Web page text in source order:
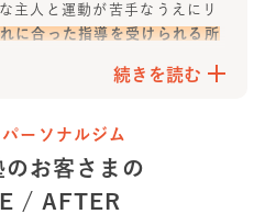
。
主人と運動が苦手なうえにリ
に合った指導を受けられる所
ミュニケーションでリラック
られる理由のひとつになって
ロテインや水もあるので、本
続きを読む
ーソナルジム
のお客さまの
/ AFTER